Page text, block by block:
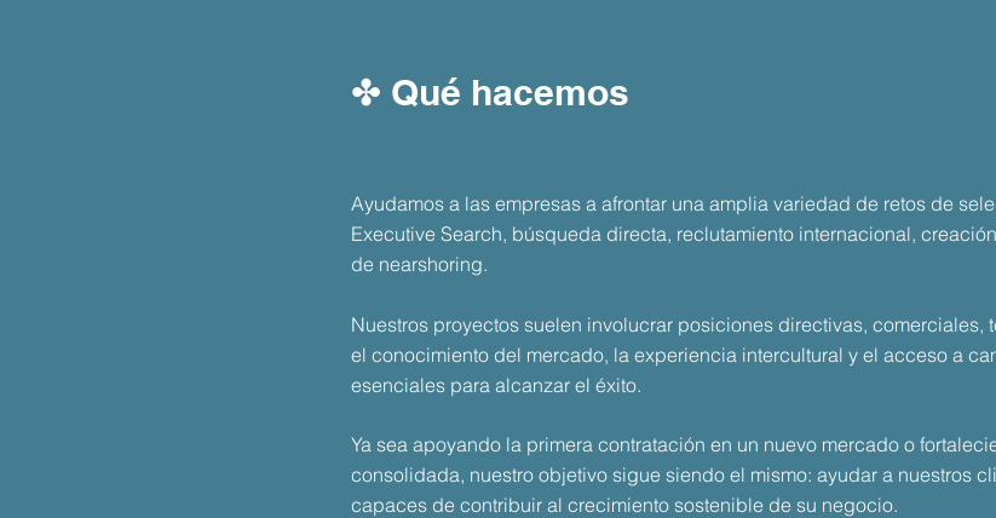
✤ Qué hacemos
Ayudamos a las empresas a afrontar una amplia variedad de retos de
Executive Search, búsqueda directa, reclutamiento internacional,
de nearshoring.
Nuestros proyectos suelen involucrar posiciones directivas,
el conocimiento del mercado, la experiencia intercultural y el acceso a
esenciales para alcanzar el éxito.
Ya sea apoyando la primera contratación en un nuevo mercado o
consolidada, nuestro objetivo sigue siendo el mismo: ayudar a nuestros
capaces de contribuir al crecimiento sostenible de su negocio.